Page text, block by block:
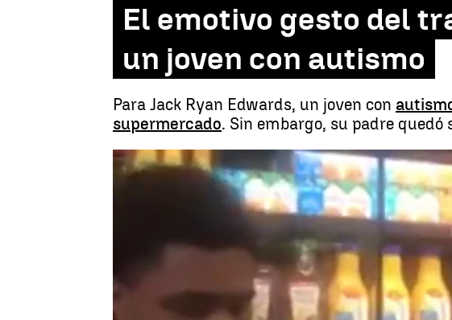
Buscar
El emotivo gesto del
un joven con autismo
Para Jack Ryan Edwards, un joven con
supermercado. Sin embargo, su padre